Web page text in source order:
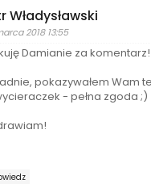
Władysławski
2018 13:55
Damianie za komentarz!
pokazywałem Wam
- pełna zgoda ;)